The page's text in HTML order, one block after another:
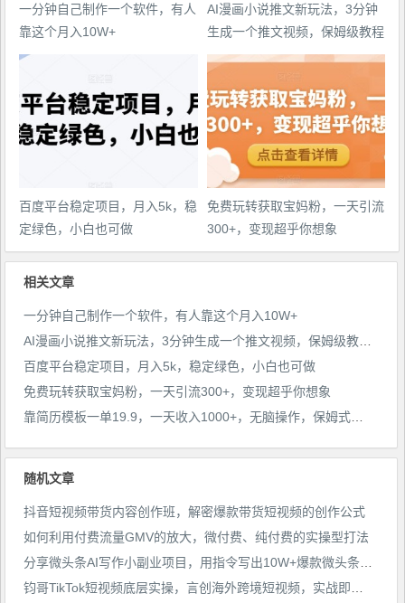
一分钟自己制作一个软件，有人
靠这个月入10W+
AI漫画小说推文新玩法，3分钟
生成一个推文视频，保姆级教程
【配项目操作和软件教程】
百度平台稳定项目，月入5k，稳
定绿色，小白也可做
免费玩转获取宝妈粉，一天引流
300+，变现超乎你想象
相关文章
一分钟自己制作一个软件，有人靠这个月入10W+
百度平台稳定项目，月入5k，稳定绿色，小白也可做
免费玩转获取宝妈粉，一天引流300+，变现超乎你想象
随机文章
抖音短视频带货内容创作班，解密爆款带货短视频的创作公式
如何利用付费流量GMV的放大，微付费、纯付费的实操型打法